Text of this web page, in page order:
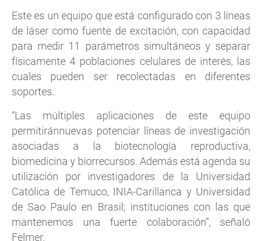
Este es un equipo que está configurado con 3 líneas
de láser como fuente de excitación, con capacidad
para medir 11 parámetros simultáneos y separar
físicamente 4 poblaciones celulares de interés, las
cuales pueden ser recolectadas en diferentes
soportes.
“Las múltiples aplicaciones de este equipo
permitiránnuevas potenciar líneas de investigación
asociadas a la biotecnología reproductiva,
biomedicina y biorrecursos. Además está agenda su
utilización por investigadores de la Universidad
Católica de Temuco, INIA-Carillanca y Universidad
de Sao Paulo en Brasil; instituciones con las que
mantenemos una fuerte colaboración”, señaló
Felmer.